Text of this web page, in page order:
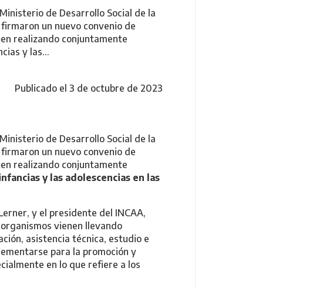
de Desarrollo Social de la
un nuevo convenio de
realizando conjuntamente
y las…
Publicado el 3 de octubre de 2023
de Desarrollo Social de la
un nuevo convenio de
realizando conjuntamente
y las adolescencias en las
y el presidente del INCAA,
vienen llevando
asistencia técnica, estudio e
para la promoción y
en lo que refiere a los